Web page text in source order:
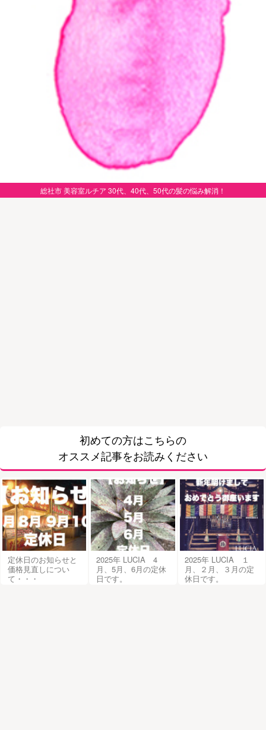
総社市 美容室ルチア 30代、40代、50代の髪の悩み解消！
初めての方はこちらの
オススメ記事をお読みください
定休日のお知らせと
価格見直しについ
て・・・
2025年 LUCIA 4
月、5月、6月の定休
日です。
2025年 LUCIA １
月、２月、３月の定
休日です。